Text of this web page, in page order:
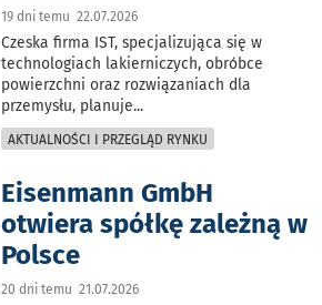
19 dni temu 22.07.2026
Czeska firma IST, specjalizująca się w
technologiach lakierniczych, obróbce
powierzchni oraz rozwiązaniach dla
przemysłu, planuje...
AKTUALNOŚCI I PRZEGLĄD RYNKU
Eisenmann GmbH
otwiera spółkę zależną w
Polsce
20 dni temu 21.07.2026